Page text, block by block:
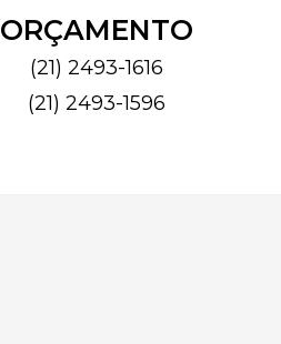
ORÇAMENTO
(21) 2493-1616
(21) 2493-1596